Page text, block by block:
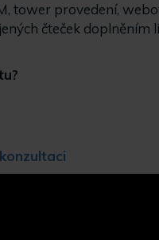
tower provedení,
čteček doplněním